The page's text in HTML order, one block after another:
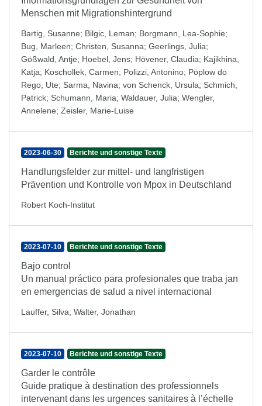
Menschen mit Migrationshintergrund
Bartig, Susanne; Bilgic, Leman; Borgmann, Lea-Sophie;
Bug, Marleen; Christen, Susanna; Geerlings, Julia;
Gößwald, Antje; Hoebel, Jens; Hövener, Claudia; Kajikhina,
Katja; Koschollek, Carmen; Polizzi, Antonino; Pöplow do
Rego, Ute; Sarma, Navina; von Schenck, Ursula; Schmich,
Patrick; Schumann, Maria; Waldauer, Julia; Wengler,
Annelene; Zeisler, Marie-Luise
2023-06-30 Berichte und sonstige Texte
Handlungsfelder zur mittel- und langfristigen
Prävention und Kontrolle von Mpox in Deutschland
Robert Koch-Institut
2023-07-10 Berichte und sonstige Texte
Bajo control
Un manual práctico para profesionales que traba jan
en emergencias de salud a nivel internacional
Lauffer, Silva; Walter, Jonathan
2023-07-10 Berichte und sonstige Texte
Garder le contrôle
Guide pratique à destination des professionnels
intervenant dans les urgences sanitaires à l’échelle